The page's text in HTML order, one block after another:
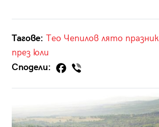
Тагове: Тео Чепилов лято празник
през юли
Сподели: